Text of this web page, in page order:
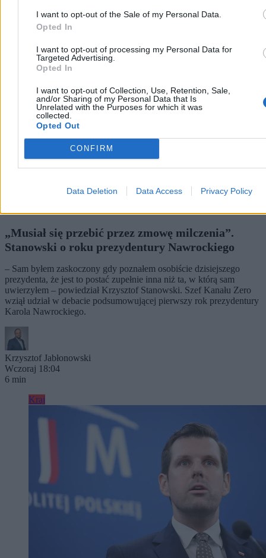
I want to opt-out of the Sale of my Personal Data.
Opted In
I want to opt-out of processing my Personal Data for
Targeted Advertising.
Opted In
I want to opt-out of Collection, Use, Retention, Sale,
and/or Sharing of my Personal Data that Is
Unrelated with the Purposes for which it was
collected.
Opted Out
CONFIRM
Data Deletion Data Access Privacy Policy
Kraj
„Musiał się przebić przez zmowę milczenia”.
Stanowski o roku prezydentury Nawrockiego
– Sam byłem zaskoczony gdy poznałem osobiście dzisiejszego
prezydenta, że jest to postać zupełnie inna niż ta, w którą sam
uwierzyłem – powiedział Krzysztof Stanowski. Szef Kanału Zero
wziął udział w debacie podsumowującej pierwszy rok prezydentury
Karola Nawrockiego.
Krzysztof Jabłonowski
Wczoraj 18:04
6 min
Kraj